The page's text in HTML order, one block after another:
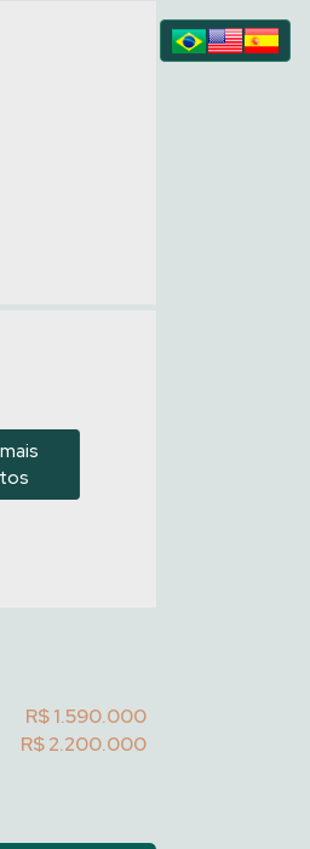
R$1.590.000
R$2.200.000